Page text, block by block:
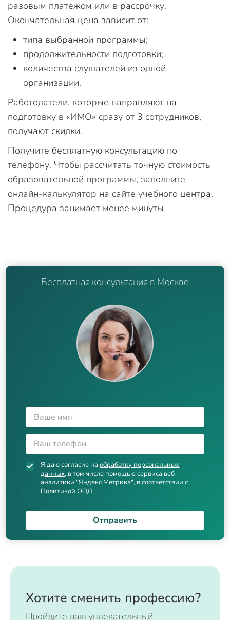
разовым платежом или в рассрочку.
Окончательная цена зависит от:
типа выбранной программы;
продолжительности подготовки;
количества слушателей из одной
организации.
Работодатели, которые направляют на
подготовку в «ИМО» сразу от 3 сотрудников,
получают скидки.
Получите бесплатную консультацию по
телефону. Чтобы рассчитать точную стоимость
образовательной программы, заполните
онлайн-калькулятор на сайте учебного центра.
Процедура занимает менее минуты.
Бесплатная консультация в Москве
Я даю согласие наобработку персональных
данных, в том числе помощью сервиса веб-
аналитики "Яндекс.Метрика", в соответствии с
Политикой ОПД
Отправить
Хотите сменить профессию?
Пройдите наш увлекательный